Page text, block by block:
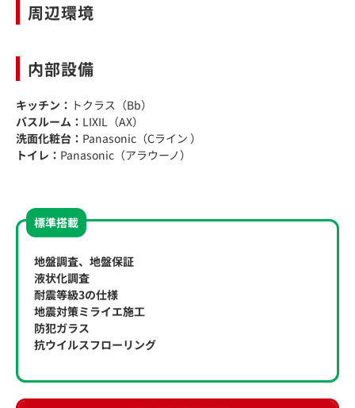
周辺環境
内部設備
キッチン： トクラス（Bb）
バスルーム： LIXIL（AX）
洗面化粧台： Panasonic（Cライン ）
トイレ： Panasonic（アラウーノ）
標準搭載
地盤調査、地盤保証
液状化調査
耐震等級3の仕様
地震対策ミライエ施工
防犯ガラス
抗ウイルスフローリング